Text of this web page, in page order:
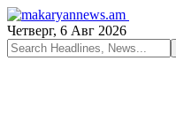
Четверг, 6 Авг 2026